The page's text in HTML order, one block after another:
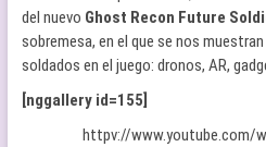
del nuevo Ghost Recon Future
sobremesa, en el que se nos
soldados en el juego: dronos, AR,
[nggallery id=155]
httpv://www.youtube.com/